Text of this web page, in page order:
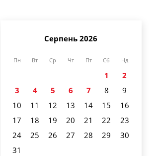
Серпень 2026
Пн Вт Ср Чт Пт Сб Нд
1
2
3
4 5 6 7 8
9
10
11 12 13 14 15
16
17
18 19 20 21 22
23
24
25 26 27 28 29
30
31